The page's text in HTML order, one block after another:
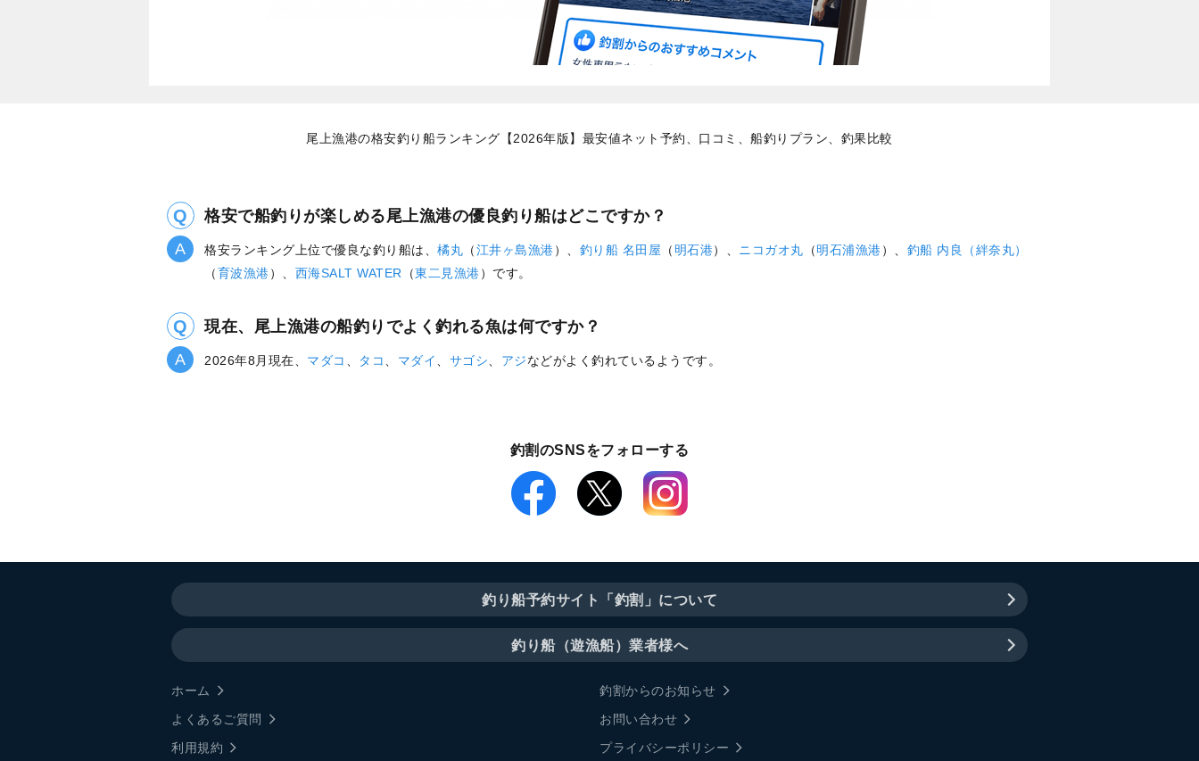
尾上漁港の格安釣り船ランキング【2026年版】最安値ネット予約、口コミ、船釣りプラン、釣果比較
格安で船釣りが楽しめる尾上漁港の優良釣り船はどこですか？
格安ランキング上位で優良な釣り船は、 橘丸 （江井ヶ島漁港）、 釣り船 名田屋 （ 明石港）、 ニコガオ丸 （明石浦漁港）、 釣船 内良（絆奈丸）
（育波漁港）、 西海SALT WATER （東二見漁港）です。
現在、尾上漁港の船釣りでよく釣れる魚は何ですか？
2026年8月現在、 マダコ 、 タコ、 マダイ、 サゴシ、 アジなどがよく釣れているようです。
釣割のSNSをフォローする
釣り船予約サイト「釣割」について
釣り船（遊漁船）業者様へ
ホーム
釣割からのお知らせ
よくあるご質問
お問い合わせ
利用規約
プライバシーポリシー